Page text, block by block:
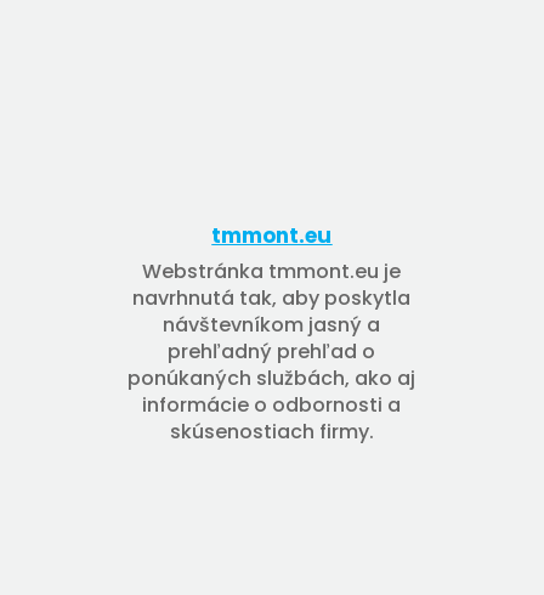
tmmont.eu
Webstránka tmmont.eu je
navrhnutá tak, aby poskytla
návštevníkom jasný a
prehľadný prehľad o
ponúkaných službách, ako aj
informácie o odbornosti a
skúsenostiach firmy.